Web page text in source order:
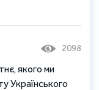
2098
якого ми
Українського